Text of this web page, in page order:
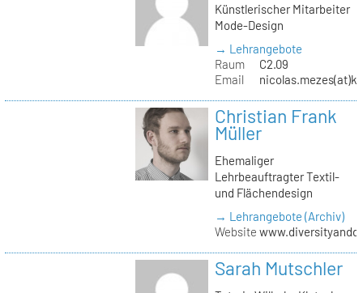
Künstlerischer Mitarbeiter
Mode-Design
→ Lehrangebote
Raum
C2.09
Email
Christian Frank
Müller
Ehemaliger
Lehrbeauftragter Textil-
und Flächendesign
→ Lehrangebote (Archiv)
Website
Sarah Mutschler